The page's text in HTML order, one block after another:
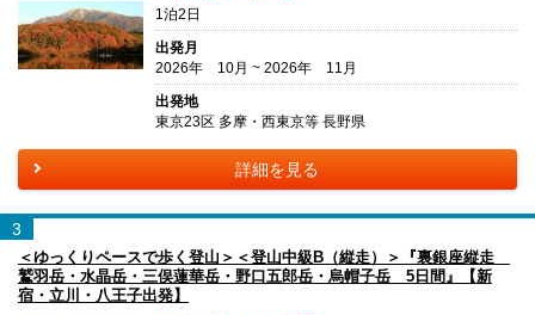
1泊2日
出発月
2026年 10月 ~ 2026年 11月
出発地
東京23区 多摩・西東京等 長野県
詳細を見る
3
＜ゆっくりペースで歩く登山＞＜登山中級B（縦走）＞『裏銀座縦走
鷲羽岳・水晶岳・三俣蓮華岳・野口五郎岳・烏帽子岳 5日間』【新
宿・立川・八王子出発】